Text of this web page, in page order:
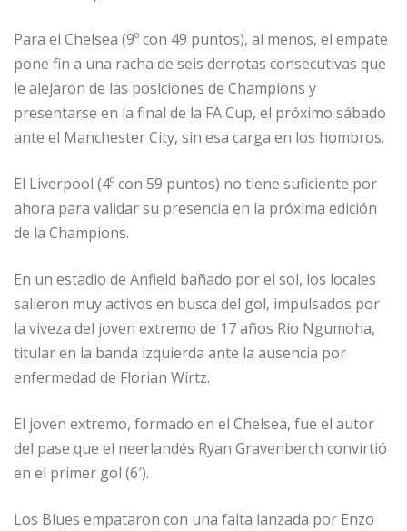
Para el Chelsea (9º con 49 puntos), al menos, el empate
pone fin a una racha de seis derrotas consecutivas que
le alejaron de las posiciones de Champions y
presentarse en la final de la FA Cup, el próximo sábado
ante el Manchester City, sin esa carga en los hombros.
El Liverpool (4º con 59 puntos) no tiene suficiente por
ahora para validar su presencia en la próxima edición
de la Champions.
En un estadio de Anfield bañado por el sol, los locales
salieron muy activos en busca del gol, impulsados por
la viveza del joven extremo de 17 años Rio Ngumoha,
titular en la banda izquierda ante la ausencia por
enfermedad de Florian Wirtz.
El joven extremo, formado en el Chelsea, fue el autor
del pase que el neerlandés Ryan Gravenberch convirtió
en el primer gol (6′).
Los Blues empataron con una falta lanzada por Enzo